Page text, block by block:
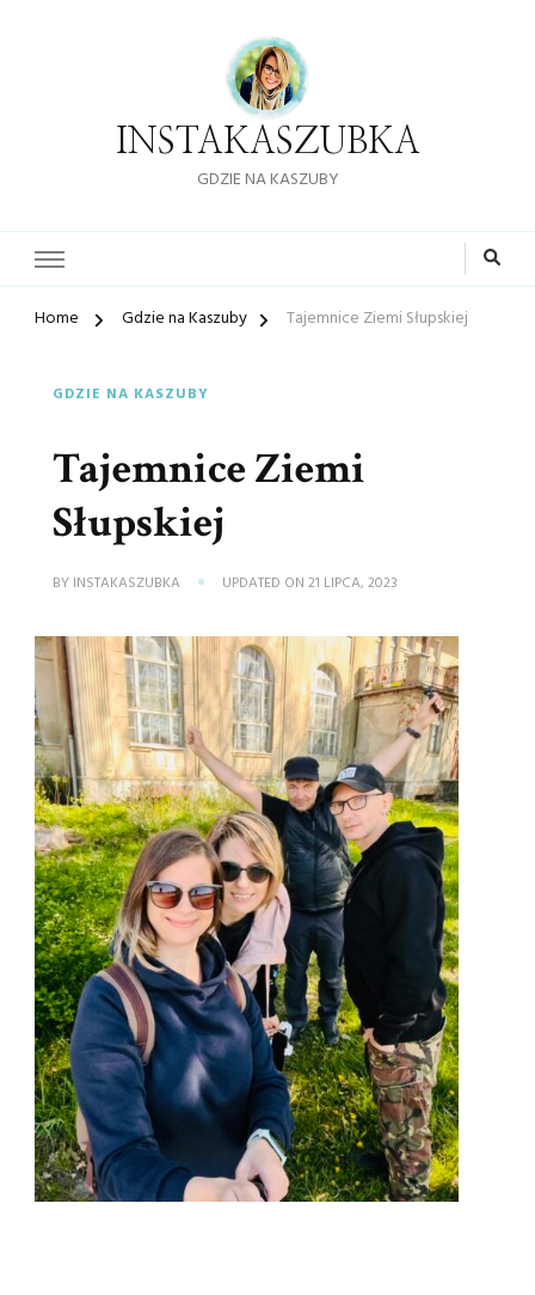
INSTAKASZUBKA
GDZIE NA KASZUBY
Home Gdzie na Kaszuby Tajemnice Ziemi Słupskiej
GDZIE NA KASZUBY
Tajemnice Ziemi
Słupskiej
BY INSTAKASZUBKA UPDATED ON 21 LIPCA, 2023